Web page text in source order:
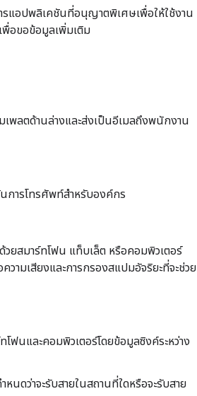
แอปพลิเคชันที่อนุญาตพิเศษเพื่อให้ใช้งาน
พื่อขอข้อมูลเพิ่มเติม
พลตด้านล่างและส่งเป็นอีเมลถึงพนักงาน
การโทรศัพท์สำหรับองค์กร
ยสมาร์ทโฟน แท็บเล็ต หรือคอมพิวเตอร์
ามเสียงและการกรองสแปมอัจริยะที่จะช่วย
ฟนและคอมพิวเตอร์โดยข้อมูลซิงค์ระหว่าง
นดว่าจะรับสายในสถานที่ใดหรือจะรับสาย